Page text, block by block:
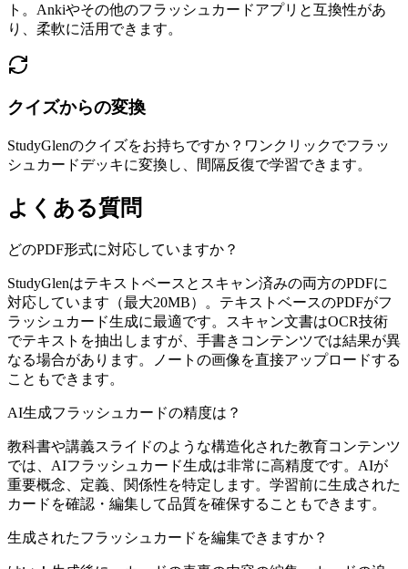
ト。Ankiやその他のフラッシュカードアプリと互換性があ
り、柔軟に活用できます。
クイズからの変換
StudyGlenのクイズをお持ちですか？ワンクリックでフラッ
シュカードデッキに変換し、間隔反復で学習できます。
よくある質問
どのPDF形式に対応していますか？
StudyGlenはテキストベースとスキャン済みの両方のPDFに
対応しています（最大20MB）。テキストベースのPDFがフ
ラッシュカード生成に最適です。スキャン文書はOCR技術
でテキストを抽出しますが、手書きコンテンツでは結果が異
なる場合があります。ノートの画像を直接アップロードする
こともできます。
AI生成フラッシュカードの精度は？
教科書や講義スライドのような構造化された教育コンテンツ
では、AIフラッシュカード生成は非常に高精度です。AIが
重要概念、定義、関係性を特定します。学習前に生成された
カードを確認・編集して品質を確保することもできます。
生成されたフラッシュカードを編集できますか？